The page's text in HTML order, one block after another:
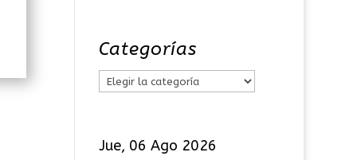
Categorías
C
e
Jue, 06 Ago 2026